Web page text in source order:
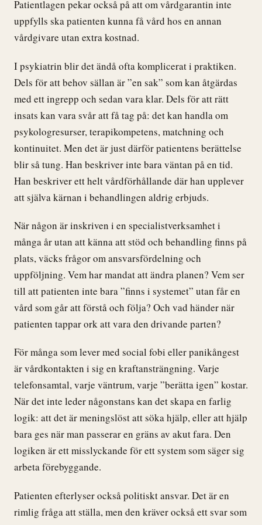
Patientlagen pekar också på att om vårdgarantin inte
uppfylls ska patienten kunna få vård hos en annan
vårdgivare utan extra kostnad.
I psykiatrin blir det ändå ofta komplicerat i praktiken.
Dels för att behov sällan är ”en sak” som kan åtgärdas
med ett ingrepp och sedan vara klar. Dels för att rätt
insats kan vara svår att få tag på: det kan handla om
psykologresurser, terapikompetens, matchning och
kontinuitet. Men det är just därför patientens berättelse
blir så tung. Han beskriver inte bara väntan på en tid.
Han beskriver ett helt vårdförhållande där han upplever
att själva kärnan i behandlingen aldrig erbjuds.
När någon är inskriven i en specialistverksamhet i
många år utan att känna att stöd och behandling finns på
plats, väcks frågor om ansvarsfördelning och
uppföljning. Vem har mandat att ändra planen? Vem ser
till att patienten inte bara ”finns i systemet” utan får en
vård som går att förstå och följa? Och vad händer när
patienten tappar ork att vara den drivande parten?
För många som lever med social fobi eller panikångest
är vårdkontakten i sig en kraftansträngning. Varje
telefonsamtal, varje väntrum, varje ”berätta igen” kostar.
När det inte leder någonstans kan det skapa en farlig
logik: att det är meningslöst att söka hjälp, eller att hjälp
bara ges när man passerar en gräns av akut fara. Den
logiken är ett misslyckande för ett system som säger sig
arbeta förebyggande.
Patienten efterlyser också politiskt ansvar. Det är en
rimlig fråga att ställa, men den kräver också ett svar som